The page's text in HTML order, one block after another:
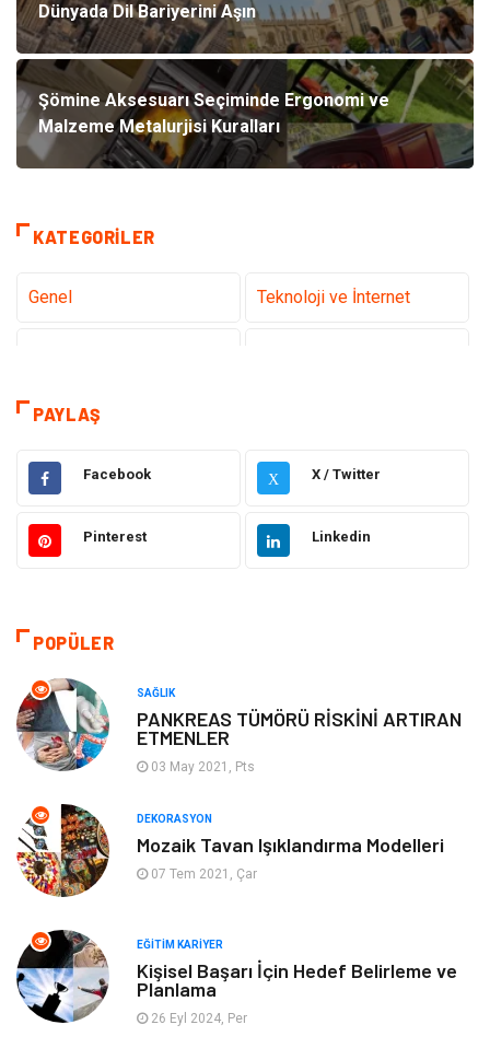
Dünyada Dil Bariyerini Aşın
Şömine Aksesuarı Seçiminde Ergonomi ve
Malzeme Metalurjisi Kuralları
KATEGORILER
Genel Teknoloji ve İnternet
Dekorasyon
Hukuk Elektrik & Elektronik
Giyim Makine
Otomotiv
Keyif ve Hobi
Moda
Anne Çocuk
Aksesuar Genel Kültür
Spor Müzik
Ev işleri
PAYLAŞ
Facebook X X / Twitter
Pinterest Linkedin
POPÜLER
SAĞLIK
PANKREAS TÜMÖRÜ RİSKİNİ ARTIRAN
ETMENLER
03 May 2021, Pts
DEKORASYON
Mozaik Tavan Işıklandırma Modelleri
07 Tem 2021, Çar
EĞITIM KARIYER
Kişisel Başarı İçin Hedef Belirleme ve
Planlama
26 Eyl 2024, Per